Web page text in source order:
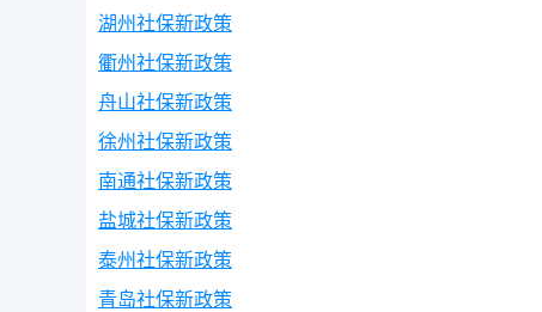
湖州社保新政策
衢州社保新政策
舟山社保新政策
徐州社保新政策
南通社保新政策
盐城社保新政策
泰州社保新政策
青岛社保新政策